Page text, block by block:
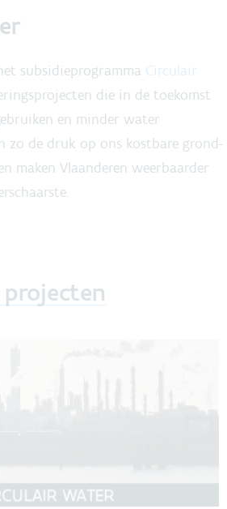
subsidieprogramma Circulair
die in de toekomst
en minder water
zo de druk op ons kostbare grond-
maken Vlaanderen weerbaarder
projecten